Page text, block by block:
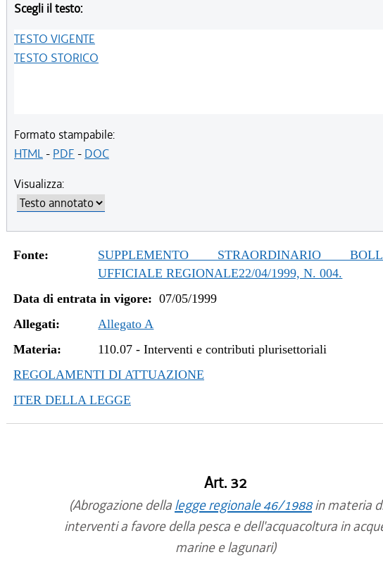
Scegli il testo:
TESTO VIGENTE
TESTO STORICO
Formato stampabile:
HTML- PDF - DOC
Visualizza:
Fonte:
SUPPLEMENTO STRAORDINARIO
UFFICIALE REGIONALE22/04/1999, N. 004.
Data di entrata in vigore: 07/05/1999
Allegati:
Allegato A
Materia:
110.07 -Interventi e contributi plurisettoriali
REGOLAMENTI DI ATTUAZIONE
ITER DELLA LEGGE
Art. 32
(Abrogazione della legge regionale 46/1988in materia
interventi a favore della pesca e dell'acquacoltura in
marine e lagunari)